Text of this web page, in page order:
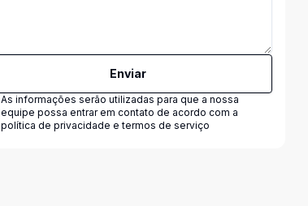
Enviar
As informações serão utilizadas para que a nossa
equipe possa entrar em contato de acordo com a
política de privacidade e termos de serviço